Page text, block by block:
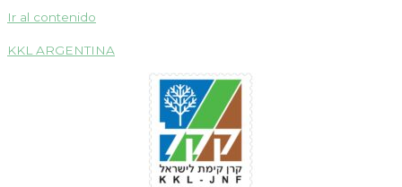
Ir al contenido
KKL ARGENTINA